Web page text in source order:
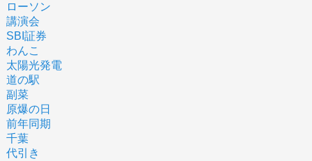
ローソン
講演会
SBI証券
わんこ
太陽光発電
道の駅
副菜
原爆の日
前年同期
千葉
代引き